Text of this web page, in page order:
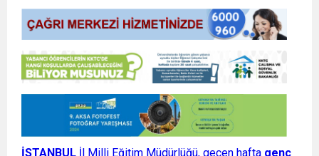
İSTANBUL İl Milli Eğitim Müdürlüğü, geçen hafta genç